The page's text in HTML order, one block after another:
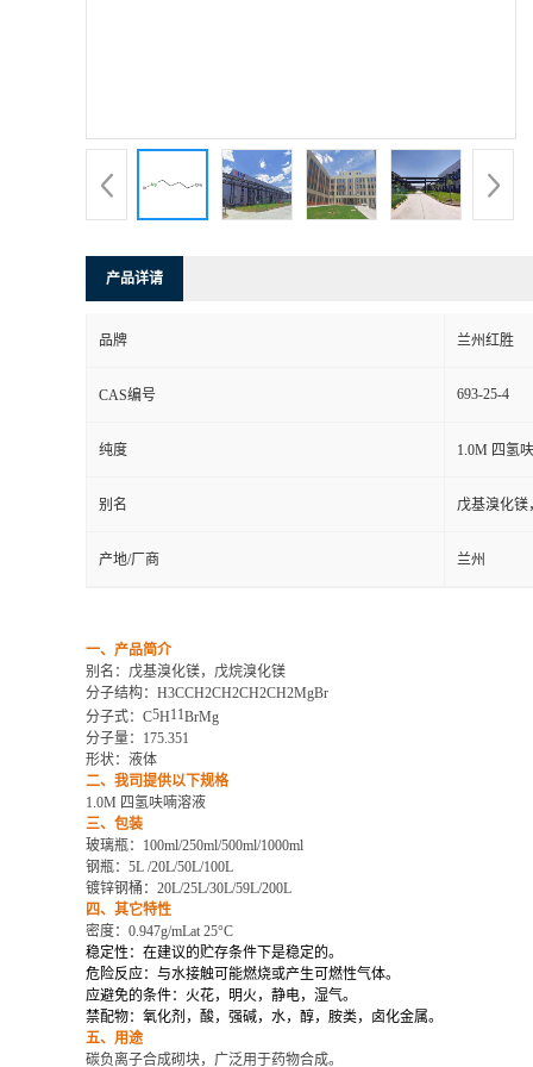
产品详请
品牌 兰州红胜
CAS编号 693-25-4
纯度 1.0M 四氢
别名 戊基溴化镁
产地/厂商 兰州
一、产品简介
别名：戊基溴化镁，戊烷溴化镁
分子结构： H3CCH2CH2CH2CH2MgBr
分子式： C5H11BrMg
分子量： 175.351
形状：液体
二、我司提供以下规格
1.0M 四氢呋喃溶液
三、包装
玻璃瓶： 100ml/250ml/500ml/1000ml
钢瓶： 5L /20L/50L/100L
镀锌钢桶： 20L/25L/30L/59L/200L
四、其它特性
密度： 0.947g/mLat 25°C
稳定性：在建议的贮存条件下是稳定的。
危险反应：与水接触可能燃烧或产生可燃性气体。
应避免的条件：火花，明火，静电，湿气。
禁配物：氧化剂，酸，强碱，水，醇，胺类，卤化金属。
五、用途
碳负离子合成砌块，广泛用于药物合成。